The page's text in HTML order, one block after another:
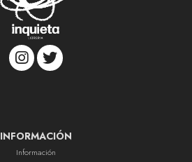
INFORMACIÓN
Información